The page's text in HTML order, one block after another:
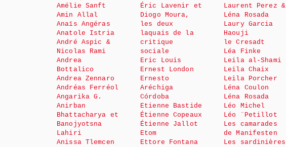
Amélie Sanft
Amin Allal
Anaïs Angéras
Anatole Istria
André Aspic &
Nicolas Rami
Andrea
Bottalico
Andrea Zennaro
Andréas Ferréol
Angarika G.
Anirban
Bhattacharya et
Banojyotsna
Lahiri
Anissa Tlemcen
Éric Lavenir et
Diogo Moura,
les deux
laquais de la
critique
sociale
Eric Louis
Ernest London
Ernesto
Aréchiga
Córdoba
Etienne Bastide
Étienne Copeaux
Étienne Jallot
Etom
Ettore Fontana
Laurent Perez &
Léna Rosada
Laury Garcia
Haouji
le Cresadt
Léa Finke
Leila al-Shami
Leila Chaix
Leila Porcher
Léna Coulon
Léna Rosada
Léo Michel
Léo ¨Petillot
Les camarades
de Manifesten
Les sardinières